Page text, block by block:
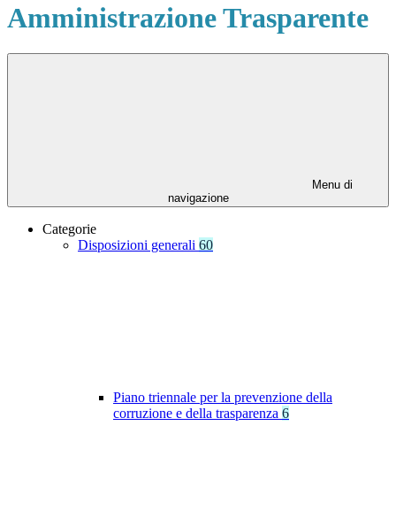
Amministrazione Trasparente
Menu di
navigazione
Categorie
Disposizioni generali 60
Piano triennale per la prevenzione della
corruzione e della trasparenza 6